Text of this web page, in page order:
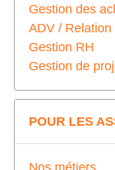
Gestion des
ADV / Relation
Gestion RH
Gestion de
POUR LES